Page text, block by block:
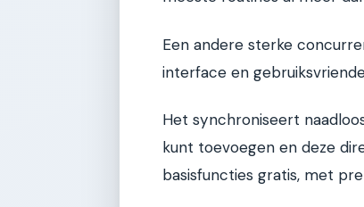
Een andere sterke
interface en
Het synchroniseert
kunt toevoegen en deze
basisfuncties gratis, met